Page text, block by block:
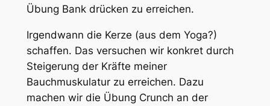
Übung Bank drücken zu erreichen.
Irgendwann die Kerze (aus dem Yoga?)
schaffen. Das versuchen wir konkret durch
Steigerung der Kräfte meiner
Bauchmuskulatur zu erreichen. Dazu
machen wir die Übung Crunch an der